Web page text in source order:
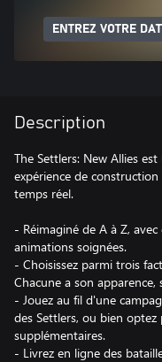
ENTREZ VOTRE
Description
The Settlers: New Allies
expérience de
temps réel.
- Réimaginé de A à Z,
animations soignées.
- Choisissez parmi trois
Chacune a son
- Jouez au fil d'une
des Settlers, ou bien
supplémentaires.
- Livrez en ligne des